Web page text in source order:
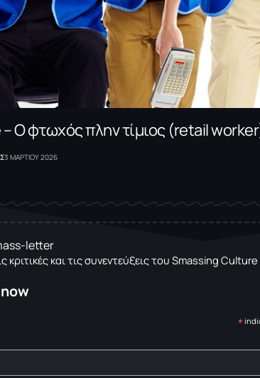
O φτωχός πλην τίμιος (retail
3 ΜΑΡΤΙΟΥ 2026
letter
κριτικές και τις συνεντεύξεις του Smassing
*